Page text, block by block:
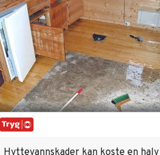
Hyttevannskader kan koste en halv